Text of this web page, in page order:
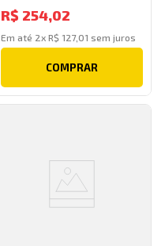
R$ 254,02
Em até 2x R$ 127, 01 sem juros
COMPRAR